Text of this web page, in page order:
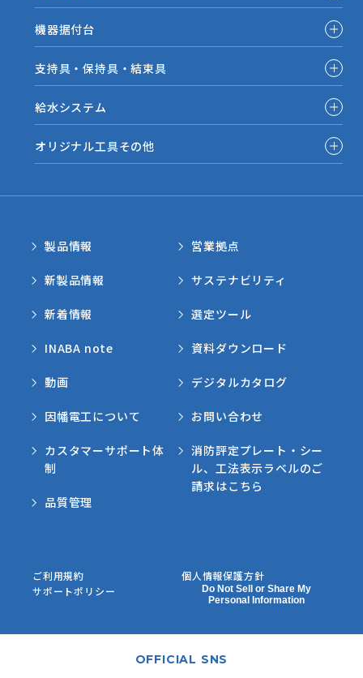
機器据付台
支持具・保持具・結束具
給水システム
オリジナル工具その他
製品情報
新製品情報
新着情報
INABA note
動画
因幡電工について
カスタマーサポート体
制
品質管理
営業拠点
サステナビリティ
選定ツール
資料ダウンロード
デジタルカタログ
お問い合わせ
消防評定プレート・シー
ル、工法表示ラベルのご
請求はこちら
ご利用規約
個人情報保護方針
サポートポリシー
Do Not Sell or Share My
Personal Information
OFFICIAL SNS